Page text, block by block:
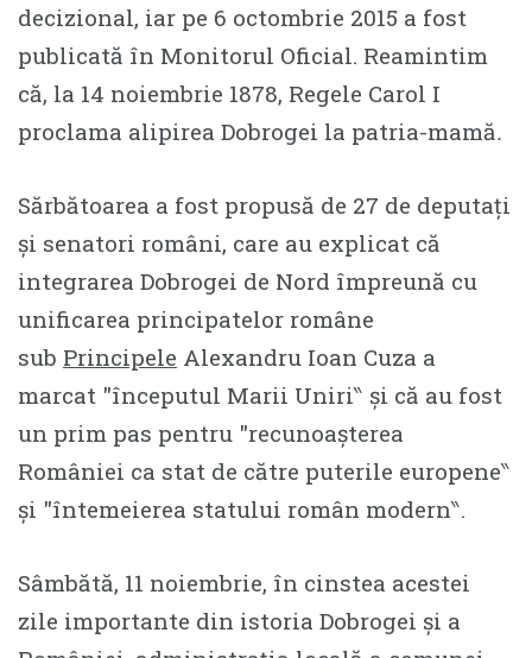
decizional, iar pe 6 octombrie 2015 a fost
publicată în Monitorul Oficial. Reamintim
că, la 14 noiembrie 1878, Regele Carol I
proclama alipirea Dobrogei la patria-mamă.
Sărbătoarea a fost propusă de 27 de deputați
și senatori români, care au explicat că
integrarea Dobrogei de Nord împreună cu
unificarea principatelor române
sub Principele Alexandru Ioan Cuza a
marcat ″începutul Marii Uniri‶ și că au fost
un prim pas pentru ″recunoașterea
României ca stat de către puterile europene‶
și ″întemeierea statului român modern‶.
Sâmbătă, 11 noiembrie, în cinstea acestei
zile importante din istoria Dobrogei și a